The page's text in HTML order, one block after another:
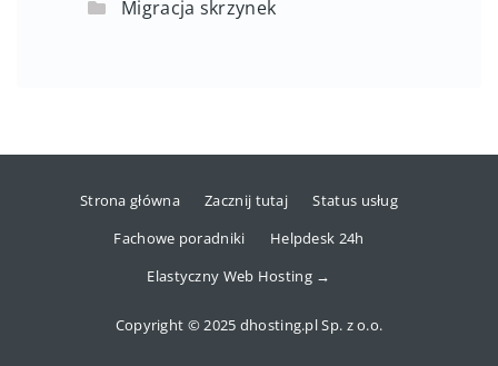
Migracja skrzynek
Strona główna Zacznij tutaj
Status usług
Fachowe poradniki
Helpdesk 24h
Elastyczny Web Hosting →
Copyright © 2025 dhosting.pl Sp. z o.o.